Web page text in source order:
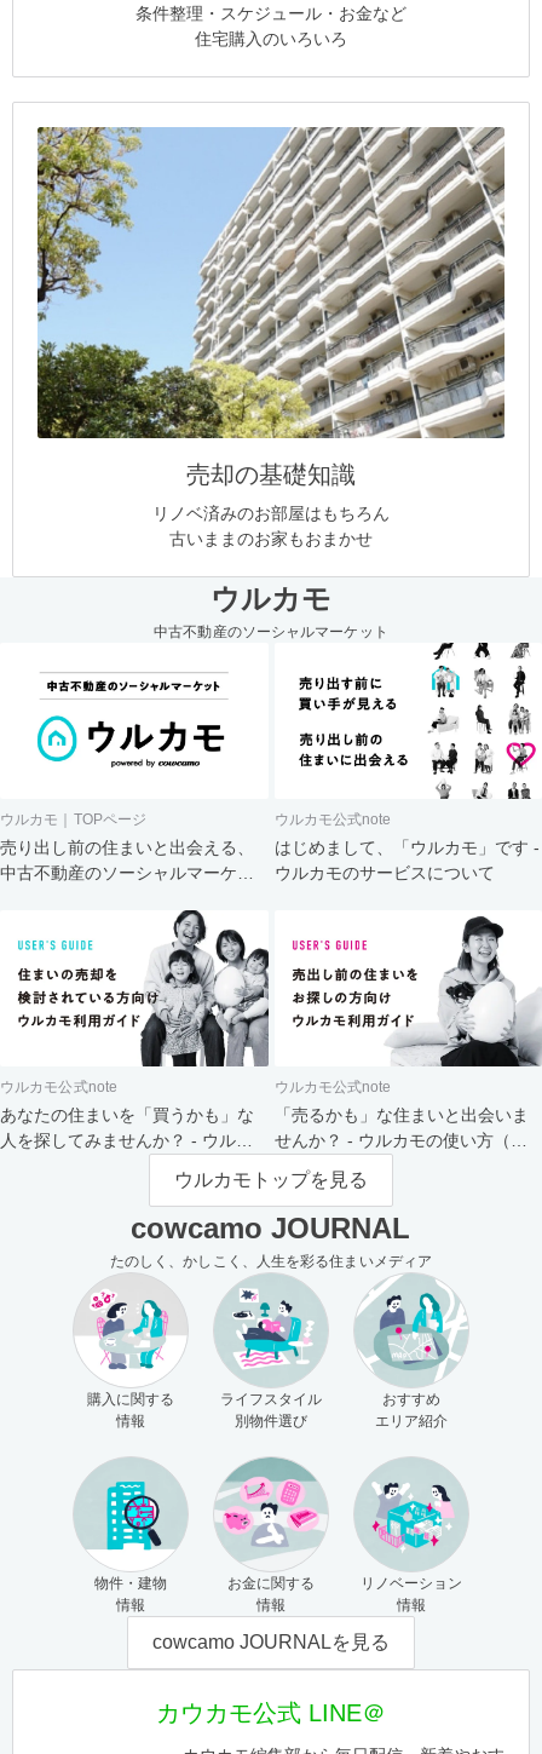
条件整理・スケジュール・お金など
住宅購入のいろいろ
売却の基礎知識
リノベ済みのお部屋はもちろん
古いままのお家もおまかせ
ウルカモ
中古不動産のソーシャルマーケット
ウルカモ｜TOPページ
売り出し前の住まいと出会える、
中古不動産のソーシャルマーケッ
ウルカモ公式note
はじめまして、「ウルカモ」です -
ウルカモのサービスについて
ウルカモ公式note
あなたの住まいを「買うかも」な
人を探してみませんか？ - ウルカ
ウルカモ公式note
「売るかも」な住まいと出会いま
せんか？ - ウルカモの使い方（買
主さま向け）
ウルカモトップを見る
cowcamo JOURNAL
たのしく、かしこく、人生を彩る住まいメディア
購入に関する
情報
ライフスタイル
別物件選び
おすすめ
エリア紹介
物件・建物
情報
お金に関する
情報
リノベーション
情報
cowcamo JOURNALを見る
カウカモ公式 LINE＠